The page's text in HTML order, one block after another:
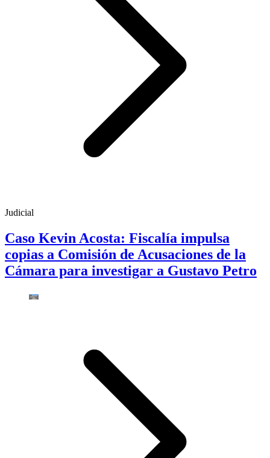
Judicial
Caso Kevin Acosta: Fiscalía impulsa
copias a Comisión de Acusaciones de la
Cámara para investigar a Gustavo Petro